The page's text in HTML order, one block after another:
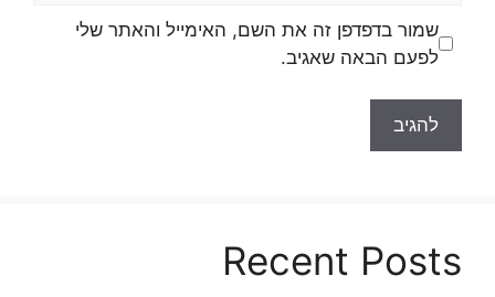
שמור בדפדפן זה את השם, האימייל והאתר שלי
לפעם הבאה שאגיב.
Recent Posts